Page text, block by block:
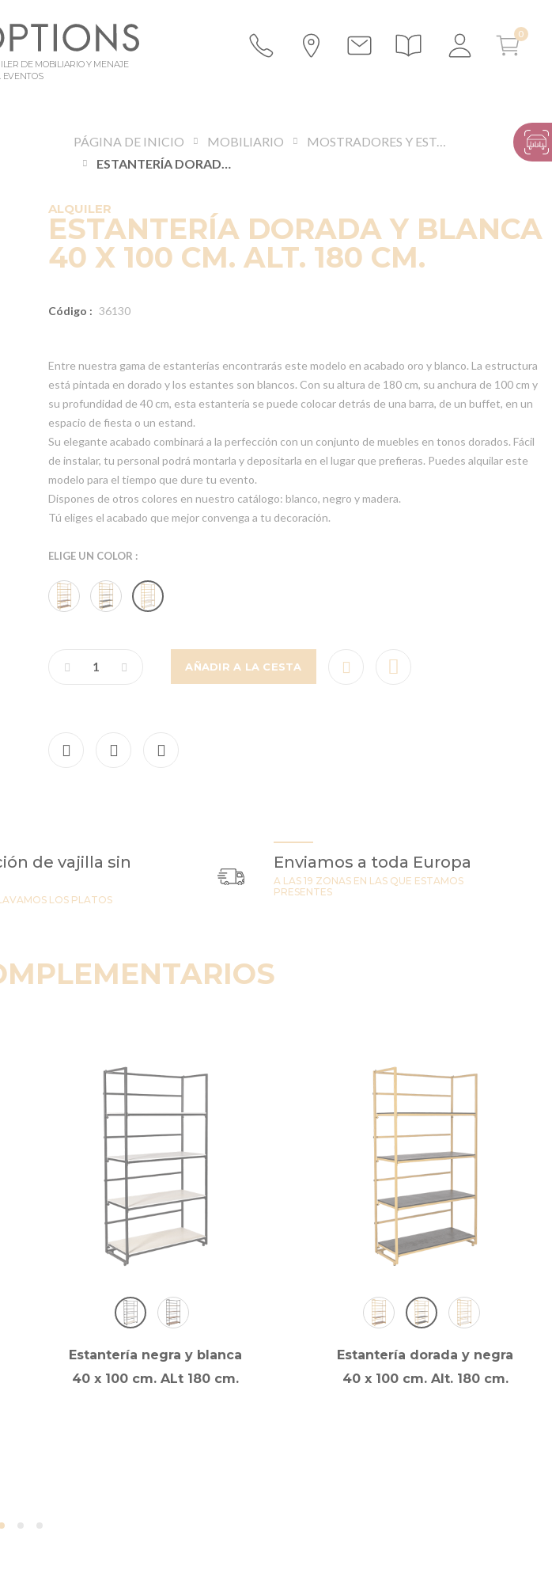
DE MOBILIARIO Y MENAJE
EVENTOS
PÁGINA DE INICIO MOBILIARIO
MOSTRADORES Y ESTANTERÍAS
ESTANTERÍA DORADA Y BLANCA 40 X 100 CM. ALT. 180 CM.
ALQUILER
ESTANTERÍA DORADA Y BLANCA
40 X 100 CM. ALT. 180 CM.
Código : 36130
Entre nuestra gama de estanterías encontrarás este modelo en acabado oro y blanco. La estructura
está pintada en dorado y los estantes son blancos. Con su altura de 180 cm, su anchura de 100 cm y
su profundidad de 40 cm, esta estantería se puede colocar detrás de una barra, de un buffet, en un
espacio de fiesta o un estand.
Su elegante acabado combinará a la perfección con un conjunto de muebles en tonos dorados. Fácil
de instalar, tu personal podrá montarla y depositarla en el lugar que prefieras. Puedes alquilar este
modelo para el tiempo que dure tu evento.
Dispones de otros colores en nuestro catálogo: blanco, negro y madera.
Tú eliges el acabado que mejor convenga a tu decoración.
ELIGE UN COLOR :
AÑADIR A LA CESTA
de vajilla sin
LOS PLATOS
Enviamos a toda Europa
A LAS 19 ZONAS EN LAS QUE ESTAMOS
PRESENTES
Estantería negra y blanca
40 x 100 cm. ALt 180 cm.
Estantería dorada y negra
40 x 100 cm. Alt. 180 cm.